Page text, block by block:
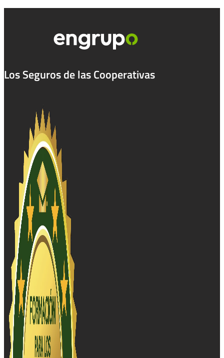
Los Seguros de las Cooperativas